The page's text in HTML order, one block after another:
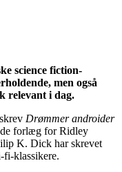
science fiction-
men også
relevant i dag.
Drømmer androider
forlæg for Ridley
K. Dick har skrevet
fi-klassikere.